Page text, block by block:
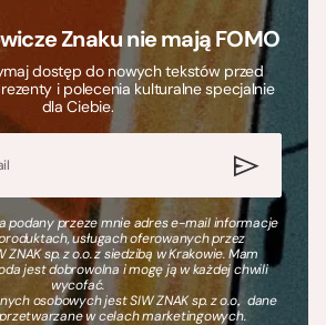
Znaku nie mają FOMO
dostęp do nowych tekstów przed
i polecenia kulturalne specjalnie
dla Ciebie.
podany przeze mnie adres e-mail informacje
usługach oferowanych przez
sp. z o.o. z siedzibą w Krakowie. Mam
jest dobrowolna i mogę ją w każdej chwili
wycofać.
osobowych jest SIW ZNAK sp. z o.o., dane
w celach marketingowych.